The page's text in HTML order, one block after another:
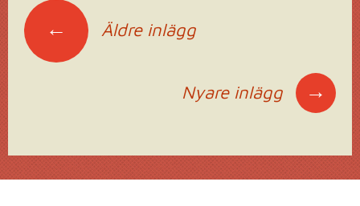
Inläggsnavigering
← Äldre inlägg
Nyare inlägg →